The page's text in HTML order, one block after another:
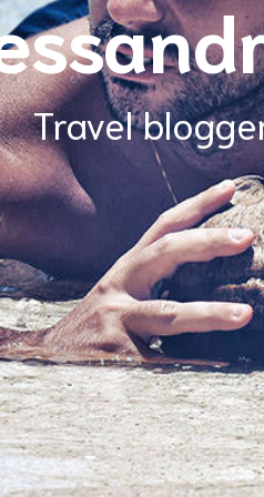
Travel